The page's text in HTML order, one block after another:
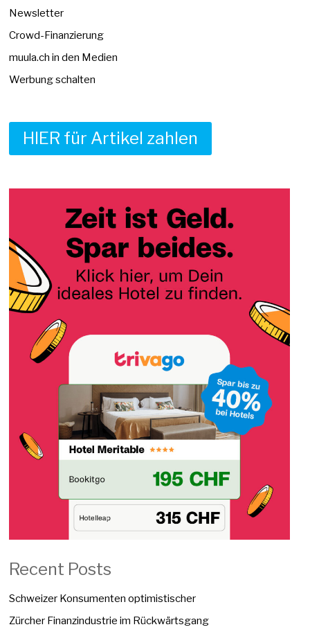
Newsletter
Crowd-Finanzierung
muula.ch in den Medien
Werbung schalten
HIER für Artikel zahlen
Recent Posts
Schweizer Konsumenten optimistischer
Zürcher Finanzindustrie im Rückwärtsgang